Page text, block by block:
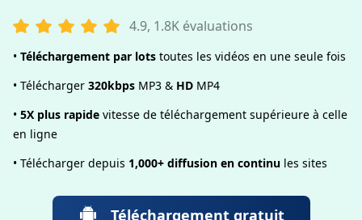
4.9, 1.8K évaluations
• Téléchargement par lots toutes les vidéos en une seule fois
• Télécharger 320kbps MP3 & HD MP4
• 5X plus rapide vitesse de téléchargement supérieure à celle
en ligne
• Télécharger depuis 1,000+ diffusion en continu les sites
Téléchargement gratuit